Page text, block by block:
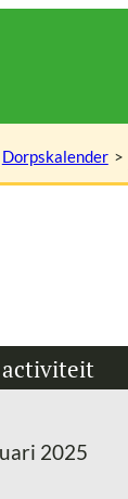
Dorpskalender
2025